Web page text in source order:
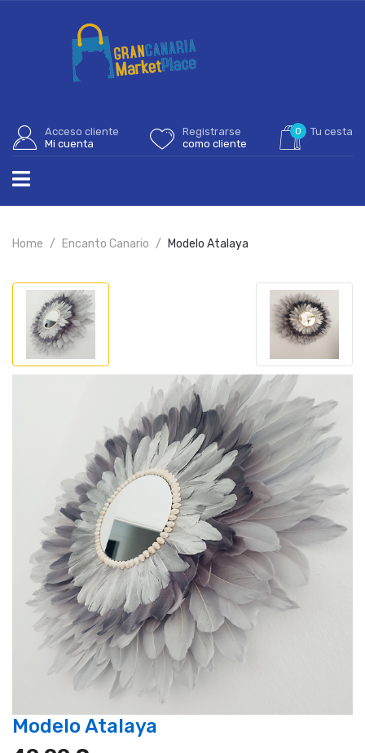
Acceso cliente
Mi cuenta
Registrarse
como cliente
0 Tu cesta
Home Encanto Canario Modelo Atalaya
Modelo Atalaya